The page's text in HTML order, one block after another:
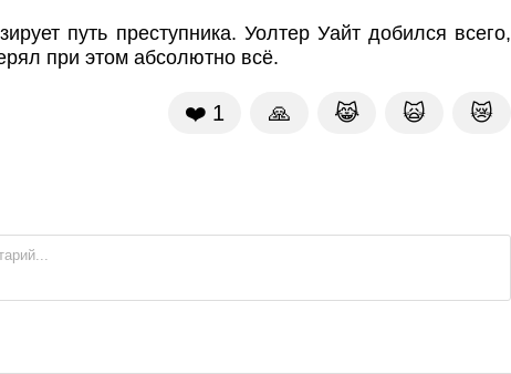
путь преступника. Уолтер Уайт добился всего,
при этом абсолютно всё.
❤️ 1 🙏 😹 🙀 😿